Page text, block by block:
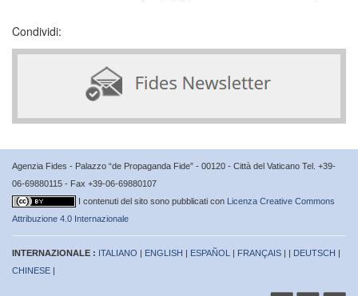
Condividi:
Agenzia Fides - Palazzo “de Propaganda Fide” - 00120 - Città del Vaticano Tel. +39-
06-69880115 - Fax +39-06-69880107
I contenuti del sito sono pubblicati con Licenza Creative Commons
Attribuzione 4.0 Internazionale
INTERNAZIONALE : ITALIANO | ENGLISH | ESPAÑOL | FRANÇAIS | | DEUTSCH |
CHINESE |